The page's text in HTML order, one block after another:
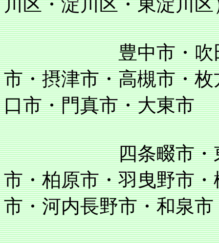
川区・淀川区・東淀川区
豊中市・吹田市・
市・摂津市・高槻市・
口市・門真市・大東市
四条畷市・東大
市・柏原市・羽曳野市
市・河内長野市・和泉市